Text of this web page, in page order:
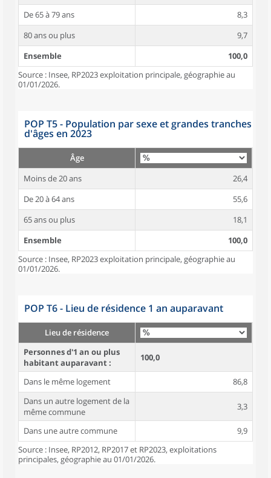
De 65 à 79 ans
8,3
80 ans ou plus
9,7
Ensemble
100,0
Source : Insee, RP2023 exploitation principale, géographie au
01/01/2026.
POP T5 - Population par sexe et grandes tranches
d'âges en 2023
Âge
Moins de 20 ans
26,4
De 20 à 64 ans
55,6
65 ans ou plus
18,1
Ensemble
100,0
Source : Insee, RP2023 exploitation principale, géographie au
01/01/2026.
POP T6 - Lieu de résidence 1 an auparavant
Lieu de résidence
Personnes d'1 an ou plus
habitant auparavant :
100,0
Dans le même logement
86,8
Dans un autre logement de la
même commune
3,3
Dans une autre commune
9,9
Source : Insee, RP2012, RP2017 et RP2023, exploitations
principales, géographie au 01/01/2026.